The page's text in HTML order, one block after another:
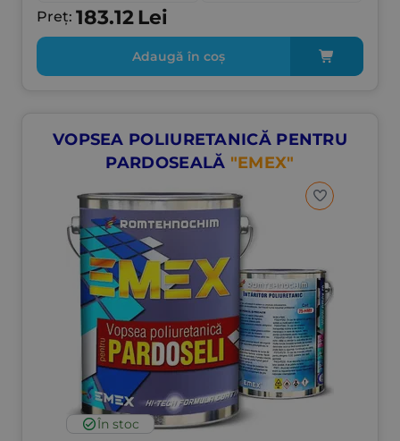
Preț: 183.12 Lei
Adaugă în coș
VOPSEA POLIURETANICĂ PENTRU
PARDOSEALĂ "EMEX"
În stoc